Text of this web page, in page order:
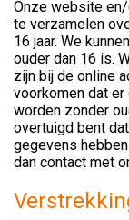
Onze website
te verzamelen
16 jaar. We
ouder dan 16 is.
zijn bij de online
voorkomen dat
worden zonder
overtuigd bent
gegevens
dan contact met